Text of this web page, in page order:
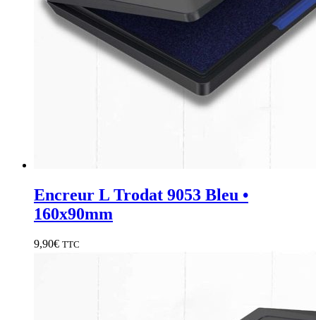
Encreur L Trodat 9053 Bleu •
160x90mm
9,90€ TTC